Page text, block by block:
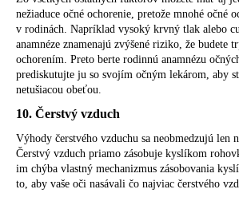
nežiaduce očné ochorenie, pretože mnohé očné
v rodinách. Napríklad vysoký krvný tlak alebo
anamnéze znamenajú zvýšené riziko, že budete
ochorením. Preto berte rodinnú anamnézu
prediskutujte ju so svojím očným lekárom, aby
netušiacou obeťou.
10. Čerstvý vzduch
Výhody čerstvého vzduchu sa neobmedzujú len
Čerstvý vzduch priamo zásobuje kyslíkom
im chýba vlastný mechanizmus zásobovania
to, aby vaše oči nasávali čo najviac čerstvého